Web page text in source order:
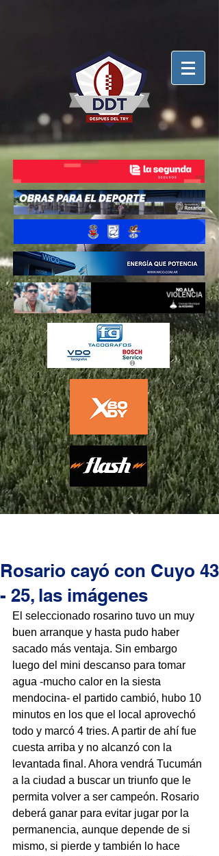
Rosario cayó con Cuyo 43
- 25, las imágenes
El seleccionado rosarino tuvo un muy
buen arranque y hasta pudo haber
sacado más ventaja. Sin embargo
luego del mini descanso para tomar
agua -mucho calor en la siesta
mendocina- el partido cambió, hubo 10
minutos en los que el local aprovechó
todo y marcó 4 tries. A partir de ahí fue
cuesta arriba y no alcanzó con la
levantada final. Ahora vendrá Tucumán
a la ciudad a buscar un triunfo que le
permita volver a ser campeón. Rosario
deberá ganar para evitar jugar por la
permanencia, aunque depende de si
mismo, si pierde y también lo hace